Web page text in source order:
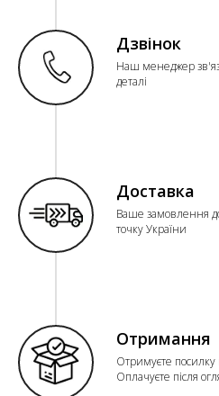
Дзвінок
Наш менеджер
деталі
Доставка
Ваше замовлення
точку України
Отримання
Отримуєте посилку
Оплачуєте після